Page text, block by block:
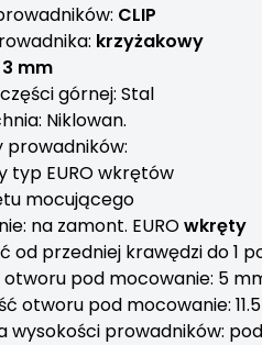
CLIP
krzyżakowy
3 mm
górnej: Stal
Niklowan.
prowadników:
typ EURO wkrętów
mocującego
na zamont. EUROwkręty
od przedniej krawędzi do 1
otworu pod mocowanie: 5
otworu pod mocowanie:
wysokości prowadników: